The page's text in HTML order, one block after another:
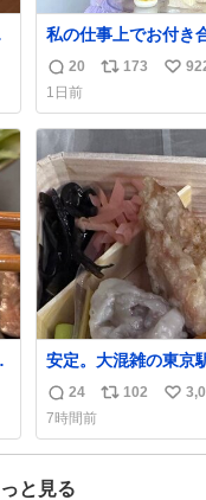
私の仕事上でお付き
る富裕層の社長さん
こんな自慢は一切し
てこない。 自分に自
ンドで自分を飾りキラ
田楓 #merchu
返
信
数
20
リ
ス
ト
数
173
い
ね
数
1日前
安定。大混雑の東京
返
信
数
24
リ
ス
102
い
ね
7時間前
と見る